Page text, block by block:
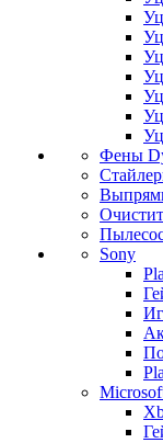
Фены
Sony